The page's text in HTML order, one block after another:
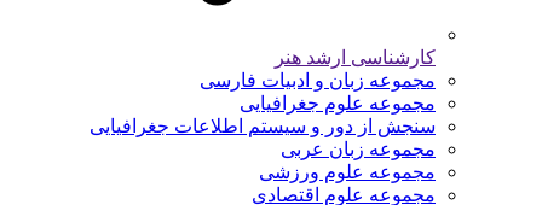
کارشناسی ارشد هنر
مجموعه زبان و ادبیات فارسی
مجموعه علوم جغرافیایی
سنجش از دور و سیستم اطلاعات جغرافیایی
مجموعه زبان عربی
مجموعه علوم ورزشی
مجموعه علوم اقتصادی